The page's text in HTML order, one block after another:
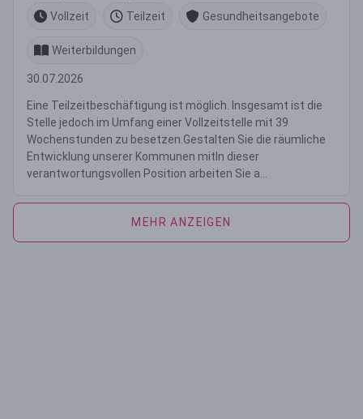
Vollzeit
Teilzeit Gesundheitsangebote
Weiterbildungen
30.07.2026
Eine Teilzeitbeschäftigung ist möglich. Insgesamt ist die
Stelle jedoch im Umfang einer Vollzeitstelle mit 39
Wochenstunden zu besetzen.Gestalten Sie die räumliche
Entwicklung unserer Kommunen mitIn dieser
verantwortungsvollen Position arbeiten Sie a...
MEHR ANZEIGEN